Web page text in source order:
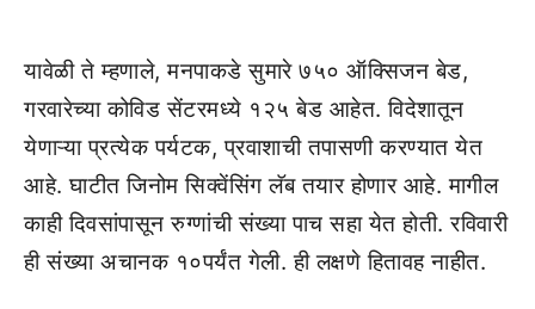
यावेळी ते म्हणाले, मनपाकडे सुमारे ७५० ऑक्सिजन बेड,
गरवारेच्या कोविड सेंटरमध्ये १२५ बेड आहेत. विदेशातून
येणाऱ्या प्रत्येक पर्यटक, प्रवाशाची तपासणी करण्यात येत
आहे. घाटीत जिनोम सिक्वेंसिंग लॅब तयार होणार आहे. मागील
काही दिवसांपासून रुग्णांची संख्या पाच सहा येत होती. रविवारी
ही संख्या अचानक १०पर्यंत गेली. ही लक्षणे हितावह नाहीत.